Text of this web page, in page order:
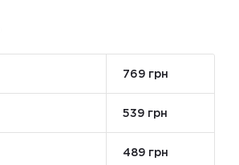
769 грн
539 грн
489 грн